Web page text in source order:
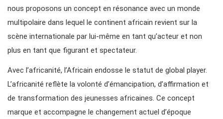
nous proposons un concept en résonance avec un monde
multipolaire dans lequel le continent africain revient sur la
scène internationale par lui-même en tant qu’acteur et non
plus en tant que figurant et spectateur.
Avec l’africanité, l’Africain endosse le statut de global player.
L’africanité reflète la volonté d’émancipation, d’affirmation et
de transformation des jeunesses africaines. Ce concept
marque et accompagne le changement actuel d’époque